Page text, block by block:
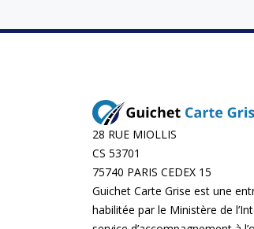
28 RUE MIOLLIS
CS 53701
75740 PARIS CEDEX 15
Guichet Carte Grise est une
habilitée par le Ministère de